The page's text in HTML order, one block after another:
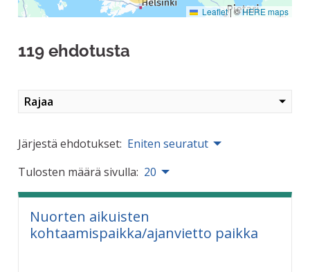
Leaflet|©HERE maps
119 ehdotusta
Rajaa
Järjestä ehdotukset: Eniten seuratut
Tulosten määrä sivulla: 20
Nuorten aikuisten
kohtaamispaikka/ajanvietto paikka